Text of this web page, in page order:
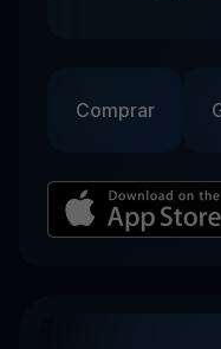
Comprar